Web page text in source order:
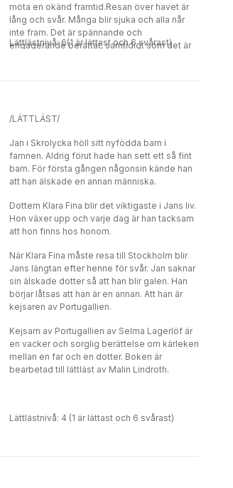
möta en okänd framtid.Resan över havet är
lång och svår. Många blir sjuka och alla når
inte fram. Det är spännande och
engagerande berättat, samtidigt som det är
serie i fyra delar. Cecilia Davidsson har skrivit
bland andra Röda Rummet. Nu har hon tagit
Lättlästnivå: 6(1 är lättast och 6 svårast)
/LÄTTLÄST/
Jan i Skrolycka höll sitt nyfödda barn i
famnen. Aldrig förut hade han sett ett så fint
barn. För första gången någonsin kände han
att han älskade en annan människa.
Dottern Klara Fina blir det viktigaste i Jans liv.
Hon växer upp och varje dag är han tacksam
att hon finns hos honom.
När Klara Fina måste resa till Stockholm blir
Jans längtan efter henne för svår. Jan saknar
sin älskade dotter så att han blir galen. Han
börjar låtsas att han är en annan. Att han är
kejsaren av Portugallien.
Kejsarn av Portugallien av Selma Lagerlöf är
en vacker och sorglig berättelse om kärleken
mellan en far och en dotter. Boken är
bearbetad till lättläst av Malin Lindroth.
Lättlästnivå: 4 (1 är lättast och 6 svårast)